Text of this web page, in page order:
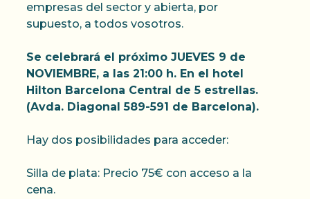
empresas del sector y abierta, por
supuesto, a todos vosotros.
Se celebrará el próximo JUEVES 9 de
NOVIEMBRE, a las 21:00 h. En el hotel
Hilton Barcelona Central de 5 estrellas.
(Avda. Diagonal 589-591 de Barcelona).
Hay dos posibilidades para acceder:
Silla de plata: Precio 75€ con acceso a la
cena.